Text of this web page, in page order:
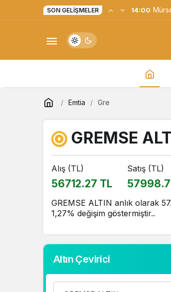
SON GELIŞMELER 0:23
Emtia Gre
GREMSE
Alış (TL)
56712.27 TL
Satış (TL)
GREMSE ALTIN anlık olarak
1,27% değişim göstermiştir..
Altın Çevirici